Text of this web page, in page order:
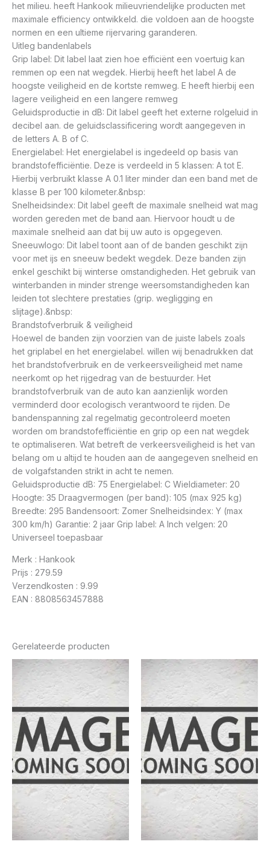
het milieu. heeft Hankook milieuvriendelijke producten met
maximale efficiency ontwikkeld. die voldoen aan de hoogste
normen en een ultieme rijervaring garanderen.
Uitleg bandenlabels
Grip label: Dit label laat zien hoe efficiënt een voertuig kan
remmen op een nat wegdek. Hierbij heeft het label A de
hoogste veiligheid en de kortste remweg. E heeft hierbij een
lagere veiligheid en een langere remweg
Geluidsproductie in dB: Dit label geeft het externe rolgeluid in
decibel aan. de geluidsclassificering wordt aangegeven in
de letters A. B of C.
Energielabel: Het energielabel is ingedeeld op basis van
brandstofefficiëntie. Deze is verdeeld in 5 klassen: A tot E.
Hierbij verbruikt klasse A 0.1 liter minder dan een band met de
klasse B per 100 kilometer.&nbsp:
Snelheidsindex: Dit label geeft de maximale snelheid wat mag
worden gereden met de band aan. Hiervoor houdt u de
maximale snelheid aan dat bij uw auto is opgegeven.
Sneeuwlogo: Dit label toont aan of de banden geschikt zijn
voor met ijs en sneeuw bedekt wegdek. Deze banden zijn
enkel geschikt bij winterse omstandigheden. Het gebruik van
winterbanden in minder strenge weersomstandigheden kan
leiden tot slechtere prestaties (grip. wegligging en
slijtage).&nbsp:
Brandstofverbruik & veiligheid
Hoewel de banden zijn voorzien van de juiste labels zoals
het griplabel en het energielabel. willen wij benadrukken dat
het brandstofverbruik en de verkeersveiligheid met name
neerkomt op het rijgedrag van de bestuurder. Het
brandstofverbruik van de auto kan aanzienlijk worden
verminderd door ecologisch verantwoord te rijden. De
bandenspanning zal regelmatig gecontroleerd moeten
worden om brandstofefficiëntie en grip op een nat wegdek
te optimaliseren. Wat betreft de verkeersveiligheid is het van
belang om u altijd te houden aan de aangegeven snelheid en
de volgafstanden strikt in acht te nemen.
Geluidsproductie dB: 75 Energielabel: C Wieldiameter: 20
Hoogte: 35 Draagvermogen (per band): 105 (max 925 kg)
Breedte: 295 Bandensoort: Zomer Snelheidsindex: Y (max
300 km/h) Garantie: 2 jaar Grip label: A Inch velgen: 20
Universeel toepasbaar
Merk : Hankook
Prijs : 279.59
Verzendkosten : 9.99
EAN : 8808563457888
Gerelateerde producten